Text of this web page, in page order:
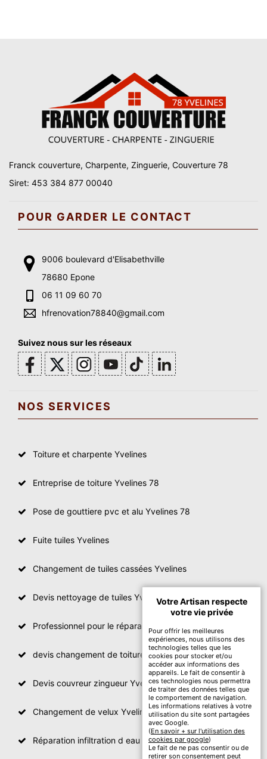
Franck couverture, Charpente, Zinguerie, Couverture 78
Siret: 453 384 877 00040
POUR GARDER LE CONTACT
9006 boulevard d'Elisabethville
78680 Epone
06 11 09 60 70
hfrenovation78840@gmail.com
Suivez nous sur les réseaux
NOS SERVICES
Toiture et charpente Yvelines
Entreprise de toiture Yvelines 78
Pose de gouttiere pvc et alu Yvelines 78
Fuite tuiles Yvelines
Changement de tuiles cassées Yvelines
Devis nettoyage de tuiles Yvelines
Professionnel pour le réparation de toit Yvelines
devis changement de toiture Yvelines
Devis couvreur zingueur Yvelines
Changement de velux Yvelines
Réparation infiltration d eau toiture Yvelines
Votre Artisan respecte
votre vie privée
Pour offrir les meilleures
expériences, nous utilisons des
technologies telles que les
cookies pour stocker et/ou
accéder aux informations des
appareils. Le fait de consentir à
ces technologies nous permettra
de traiter des données telles que
le comportement de navigation.
Les informations relatives à votre
utilisation du site sont partagées
avec Google.
(En savoir + sur l'utilisation des
cookies par google)
Le fait de ne pas consentir ou de
retirer son consentement peut